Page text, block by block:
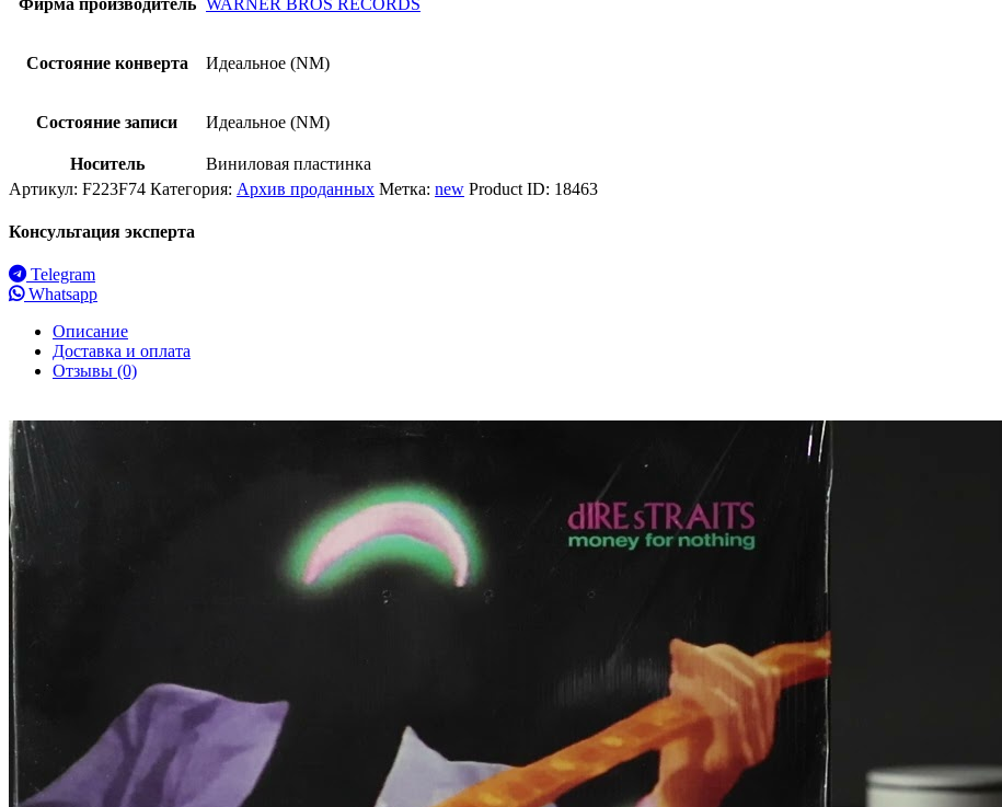
Состояние конверта Идеальное (NM)
Состояние записи Идеальное (NM)
Носитель
Виниловая пластинка
Артикул: F223F74 Категория: Архив проданных Метка: new Product ID: 18463
Консультация эксперта
Telegram
Whatsapp
Описание
Доставка и оплата
Отзывы (0)